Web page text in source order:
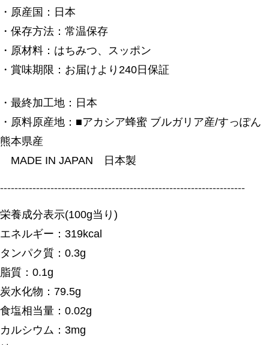
・原産国：日本
・保存方法：常温保存
・原材料：はちみつ、スッポン
・賞味期限：お届けより240日保証
・最終加工地：日本
・原料原産地：■アカシア蜂蜜 ブルガリア産/すっぽん
熊本県産
MADE IN JAPAN 日本製
--------------------------------------------------------------------
栄養成分表示(100g当り)
エネルギー：319kcal
タンパク質：0.3g
脂質：0.1g
炭水化物：79.5g
食塩相当量：0.02g
カルシウム：3mg